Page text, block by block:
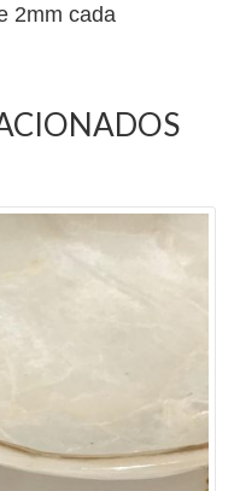
2mm cada